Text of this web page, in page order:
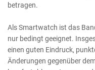
betragen.
Als Smartwatch ist das
nur bedingt geeignet.
einen guten Eindruck,
Änderungen gegenüber